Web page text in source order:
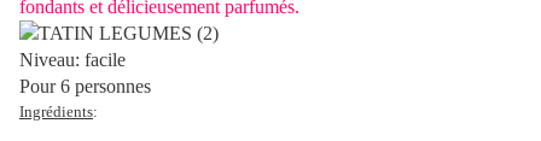
fondants et délicieusement parfumés.
Niveau: facile
Pour 6 personnes
Ingrédients: